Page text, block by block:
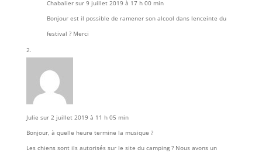
Chabalier sur 9 juillet 2019 à 17 h 00 min
Bonjour est il possible de ramener son alcool dans lenceinte du
festival ? Merci
Julie sur 2 juillet 2019 à 11 h 05 min
Bonjour, à quelle heure termine la musique ?
Les chiens sont ils autorisés sur le site du camping ? Nous avons un